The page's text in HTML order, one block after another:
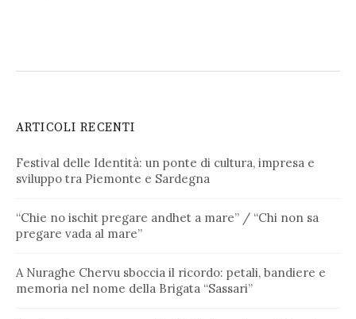
ARTICOLI RECENTI
Festival delle Identità: un ponte di cultura, impresa e
sviluppo tra Piemonte e Sardegna
“Chie no ischit pregare andhet a mare” / “Chi non sa
pregare vada al mare”
A Nuraghe Chervu sboccia il ricordo: petali, bandiere e
memoria nel nome della Brigata “Sassari”